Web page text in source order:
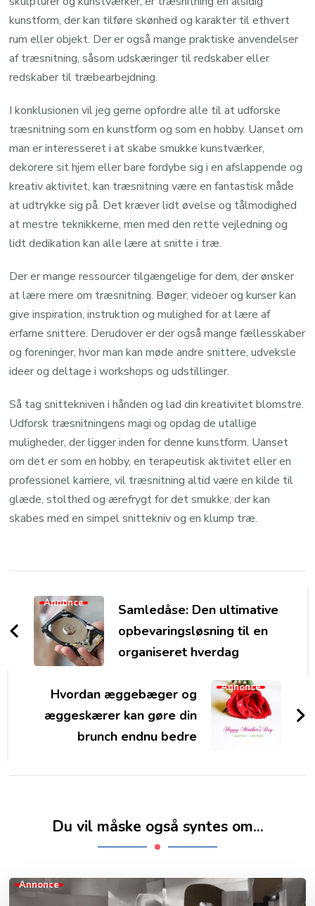
kunstform, der kan tilføre skønhed og karakter til ethvert
rum eller objekt. Der er også mange praktiske anvendelser
af træsnitning, såsom udskæringer til redskaber eller
redskaber til træbearbejdning.
I konklusionen vil jeg gerne opfordre alle til at udforske
træsnitning som en kunstform og som en hobby. Uanset om
man er interesseret i at skabe smukke kunstværker,
dekorere sit hjem eller bare fordybe sig i en afslappende og
kreativ aktivitet, kan træsnitning være en fantastisk måde
at udtrykke sig på. Det kræver lidt øvelse og tålmodighed
at mestre teknikkerne, men med den rette vejledning og
lidt dedikation kan alle lære at snitte i træ.
Der er mange ressourcer tilgængelige for dem, der ønsker
at lære mere om træsnitning. Bøger, videoer og kurser kan
give inspiration, instruktion og mulighed for at lære af
erfarne snittere. Derudover er der også mange fællesskaber
og foreninger, hvor man kan møde andre snittere, udveksle
ideer og deltage i workshops og udstillinger.
Så tag snittekniven i hånden og lad din kreativitet blomstre.
Udforsk træsnitningens magi og opdag de utallige
muligheder, der ligger inden for denne kunstform. Uanset
om det er som en hobby, en terapeutisk aktivitet eller en
professionel karriere, vil træsnitning altid være en kilde til
glæde, stolthed og ærefrygt for det smukke, der kan
skabes med en simpel snittekniv og en klump træ.
Navigation
Annonce
Samledåse: Den ultimative
opbevaringsløsning til en
organiseret hverdag
Annonce
Hvordan æggebæger og
æggeskærer kan gøre din
brunch endnu bedre
Du vil måske også syntes om...
Annonce